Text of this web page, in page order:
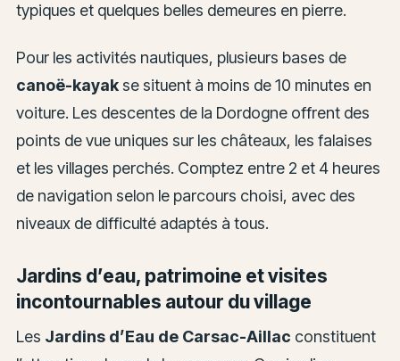
typiques et quelques belles demeures en pierre.
Pour les activités nautiques, plusieurs bases de
canoë-kayakse situent à moins de 10 minutes en
voiture. Les descentes de la Dordogne offrent des
points de vue uniques sur les châteaux, les falaises
et les villages perchés. Comptez entre 2 et 4 heures
de navigation selon le parcours choisi, avec des
niveaux de difficulté adaptés à tous.
Jardins d’eau, patrimoine et visites
incontournables autour du village
Les Jardins d’Eau de Carsac-Aillac constituent